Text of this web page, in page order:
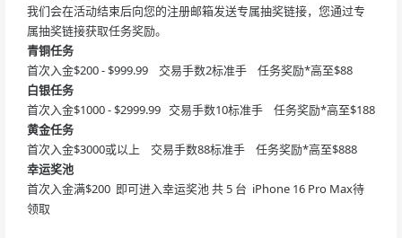
我们会在活动结束后向您的注册邮箱发送专属抽奖链接，您通过专
属抽奖链接获取任务奖励。
青铜任务
首次入金$200 - $999.99 交易手数2标准手 任务奖励*高至$88
白银任务
首次入金$1000 - $2999.99 交易手数10标准手 任务奖励*高至$188
黄金任务
首次入金$3000或以上 交易手数88标准手 任务奖励*高至$888
幸运奖池
首次入金满$200 即可进入幸运奖池 共 5 台 iPhone 16 Pro Max待
领取